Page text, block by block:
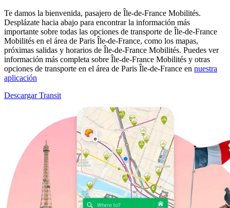
Te damos la bienvenida, pasajero de Île-de-France Mobilités.
Desplázate hacia abajo para encontrar la información más
importante sobre todas las opciones de transporte de Île-de-France
Mobilités en el área de Paris Île-de-France, como los mapas,
próximas salidas y horarios de Île-de-France Mobilités. Puedes ver
información más completa sobre Île-de-France Mobilités y otras
opciones de transporte en el área de Paris Île-de-France en nuestra
aplicación
Descargar Transit